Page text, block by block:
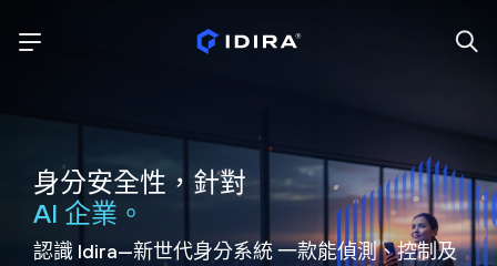
身分安全性，針對
AI 企業。
認識 Idira—新世代身分系統一款能偵測、控制及